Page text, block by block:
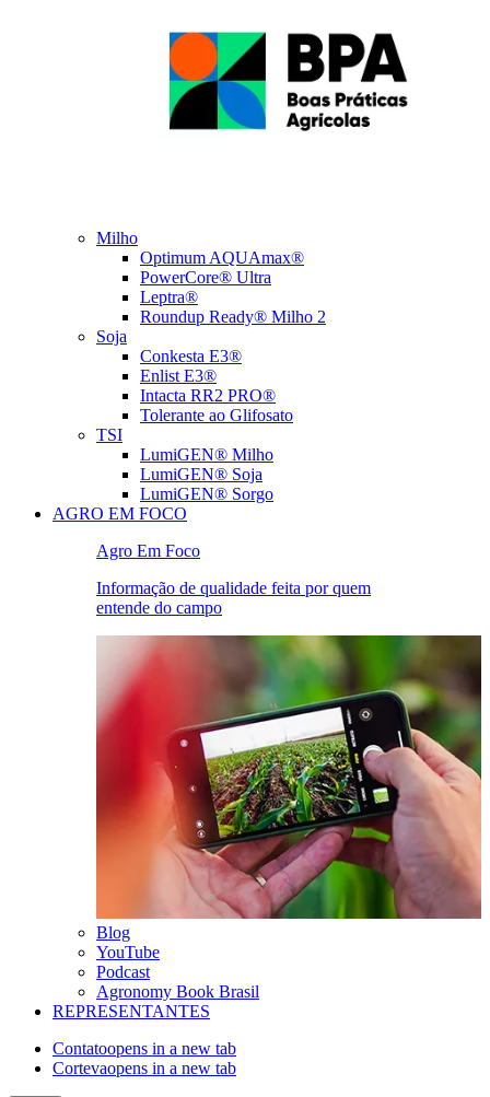
Milho
Optimum AQUAmax®
PowerCore® Ultra
Leptra®
Roundup Ready® Milho 2
Soja
Conkesta E3®
Enlist E3®
Intacta RR2 PRO®
Tolerante ao Glifosato
TSI
LumiGEN® Milho
LumiGEN® Soja
LumiGEN® Sorgo
AGRO EM FOCO
Agro Em Foco
Informação de qualidade feita por quem
entende do campo
Blog
YouTube
Podcast
Agronomy Book Brasil
REPRESENTANTES
Contatoopens in a new tab
Cortevaopens in a new tab